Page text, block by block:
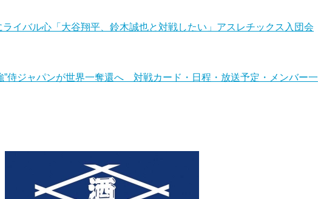
イバル心「大谷翔平、鈴木誠也と対戦したい」アスレチックス入団会
侍ジャパンが世界一奪還へ 対戦カード・日程・放送予定・メンバー一